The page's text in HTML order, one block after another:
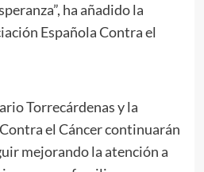
ha añadido la
Española Contra el
Torrecárdenas y la
el Cáncer continuarán
mejorando la atención a